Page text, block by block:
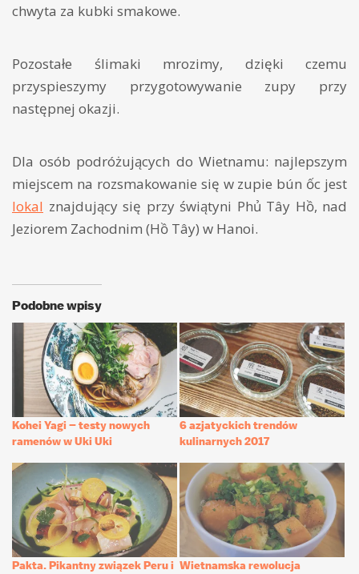
chwyta za kubki smakowe.
Pozostałe ślimaki mrozimy, dzięki czemu
przyspieszymy przygotowywanie zupy przy
następnej okazji.
Dla osób podróżujących do Wietnamu: najlepszym
miejscem na rozsmakowanie się w zupie bún ốc jest
lokal znajdujący się przy świątyni Phủ Tây Hồ, nad
Jeziorem Zachodnim (Hồ Tây) w Hanoi.
Podobne wpisy
Kohei Yagi – testy nowych
ramenów w Uki Uki
6 azjatyckich trendów
kulinarnych 2017
Pakta. Pikantny związek Peru i Wietnamska rewolucja